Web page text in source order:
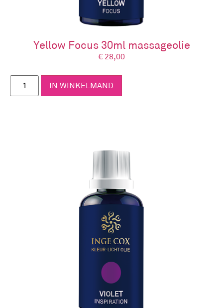
lichaamsmassage.
Wil je hier meer over leren? Kijk dan zeker eens
Stimuleer je lichaam om terug te keren naar het
Hoe te gebruiken
grootte van de zone, 1 tot 5 druppels per
zone inmasseren met cirkel bewegingen.
Kleur-Licht bad: 10 tot 15 druppels mengen
met 50 tot 100 gram Inge Cox badzout Pure
Natural en toevoegen aan je badwater.
Kleur-Licht voetbad: 5 tot 10 druppels
toevoegen aan je voetbad met een
temperatuur van 38°C.
Kleur-Licht bodylotion: 5 tot 10 druppels
toevoegen aan 10ml bodylotion / per beurt.
Zie bijsluiter in het doosje voor alle
Yellow Focus 30ml massageolie
€ 28,00
IN WINKELMAND